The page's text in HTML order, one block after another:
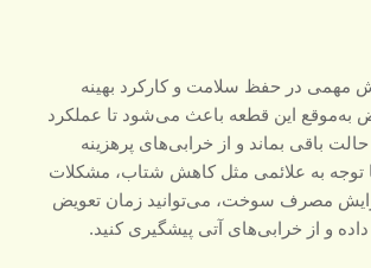
مهمی در حفظ سلامت و کارکرد بهینه
به‌موقع این قطعه باعث می‌شود تا عملکرد
باقی بماند و از خرابی‌های پرهزینه
توجه به علائمی مثل کاهش شتاب، مشکلات
مصرف سوخت، می‌توانید زمان تعویض
و از خرابی‌های آتی پیشگیری کنید.